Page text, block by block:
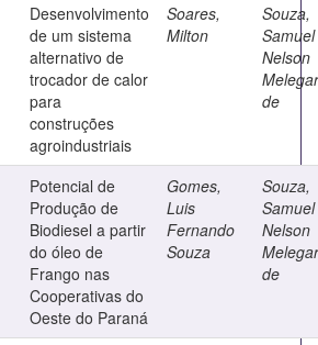
Desenvolvimento
de um sistema
alternativo de
trocador de calor
para
construções
agroindustriais
Soares,
Milton
Souza,
Samuel
Nelson
de
Potencial de
Produção de
Biodiesel a partir
do óleo de
Frango nas
Cooperativas do
Oeste do Paraná
Gomes,
Luis
Fernando
Souza
Souza,
Samuel
Nelson
de